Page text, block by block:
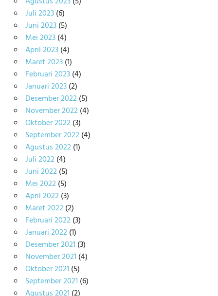
Juli 2023(6)
Juni 2023(5)
Mei 2023(4)
April 2023(4)
Maret 2023(1)
Februari 2023(4)
Januari 2023(2)
Desember 2022(5)
November 2022(4)
Oktober 2022(3)
September 2022(4)
Agustus 2022(1)
Juli 2022(4)
Juni 2022(5)
Mei 2022(5)
April 2022(3)
Maret 2022(2)
Februari 2022(3)
Januari 2022(1)
Desember 2021 (3)
November 2021 (4)
Oktober 2021 (5)
September 2021 (6)
Agustus 2021 (2)